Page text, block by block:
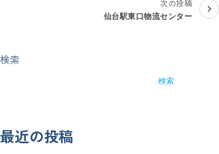
ョ
次の投稿
仙台駅東口物流センター
検索
検索
最近の投稿